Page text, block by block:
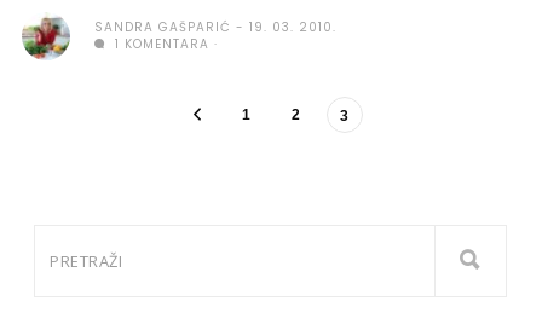
SANDRA GAŠPARIĆ
19. 03. 2010.
1 KOMENTARA
1 2 3